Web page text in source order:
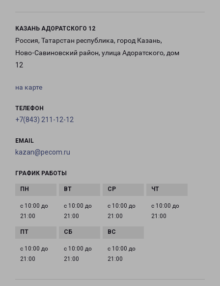
КАЗАНЬ АДОРАТСКОГО 12
Россия, Татарстан республика, город Казань,
Ново-Савиновский район, улица Адоратского, дом
12
на карте
ТЕЛЕФОН
+7(843) 211-12-12
EMAIL
kazan@pecom.ru
ГРАФИК РАБОТЫ
с 10:00 до
21:00
с 10:00 до
21:00
с 10:00 до
21:00
с 10:00 до
21:00
с 10:00 до
21:00
с 10:00 до
21:00
с 10:00 до
21:00